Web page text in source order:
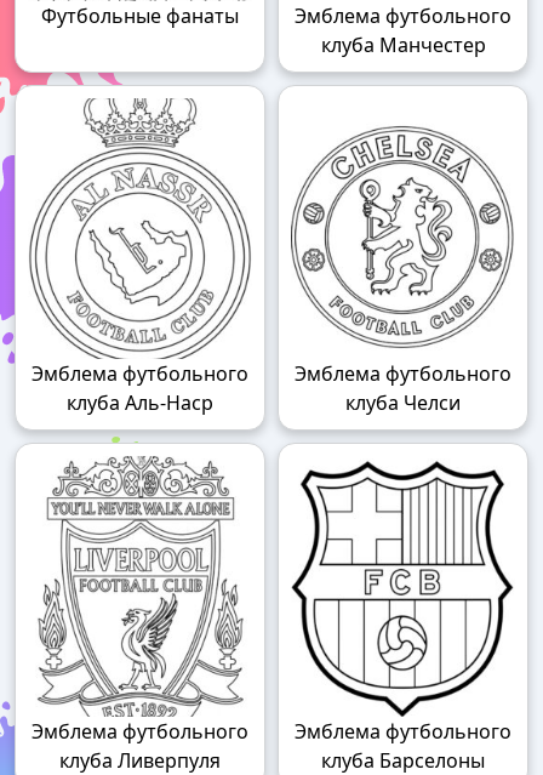
Футбольные фанаты
Эмблема футбольного
клуба Манчестер
Эмблема футбольного
клуба Аль-Наср
Эмблема футбольного
клуба Челси
Эмблема футбольного
клуба Ливерпуля
Эмблема футбольного
клуба Барселоны